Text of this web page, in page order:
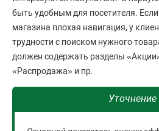
быть удобным для посетителя. Если
магазина плохая навигация, у
трудности с поиском нужного
должен содержать разделы
«Распродажа» и пр.
Уточнение